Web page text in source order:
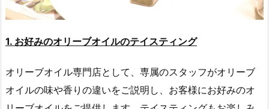
1. お好みのオリーブオイルのテイスティング
オリーブオイル専門店として、専属のスタッフがオリーブ
オイルの味や香りの違いをご説明し、お客様にお好みのオ